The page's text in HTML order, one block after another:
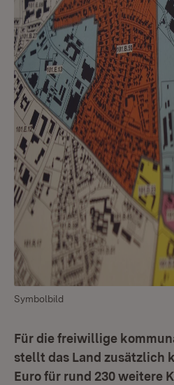
Symbolbild
Für die freiwillige
stellt das Land zusätzlich
Euro für rund 230 weitere